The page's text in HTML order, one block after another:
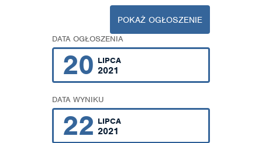
POKAŻ OGŁOSZENIE
DATA OGŁOSZENIA
20 LIPCA
2021
DATA WYNIKU
22 LIPCA
2021